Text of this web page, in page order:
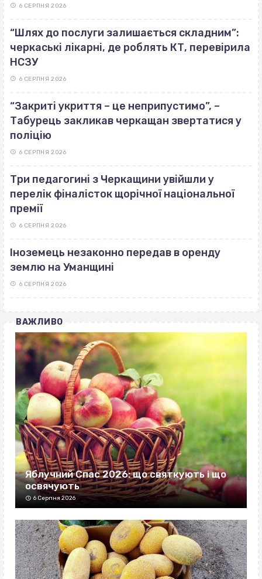
6 СЕРПНЯ 2026
“Шлях до послуги залишається складним”:
черкаські лікарні, де роблять КТ, перевірила
НСЗУ
6 СЕРПНЯ 2026
“Закриті укриття – це неприпустимо”, –
Табурець закликав черкащан звертатися у
поліцію
6 СЕРПНЯ 2026
Три педагогині з Черкащини увійшли у
перелік фіналісток щорічної національної
премії
6 СЕРПНЯ 2026
Іноземець незаконно передав в оренду
землю на Уманщині
6 СЕРПНЯ 2026
ВАЖЛИВО
Яблучний Спас 2026: що святкують і що
освячують
6 Серпня 2026